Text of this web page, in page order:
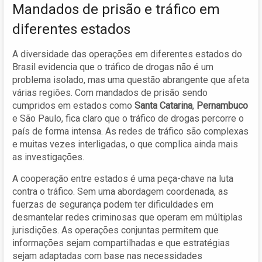
Mandados de prisão e tráfico em
diferentes estados
A diversidade das operações em diferentes estados do
Brasil evidencia que o tráfico de drogas não é um
problema isolado, mas uma questão abrangente que afeta
várias regiões. Com mandados de prisão sendo
cumpridos em estados como Santa Catarina, Pernambuco
e São Paulo, fica claro que o tráfico de drogas percorre o
país de forma intensa. As redes de tráfico são complexas
e muitas vezes interligadas, o que complica ainda mais
as investigações.
A cooperação entre estados é uma peça-chave na luta
contra o tráfico. Sem uma abordagem coordenada, as
fuerzas de segurança podem ter dificuldades em
desmantelar redes criminosas que operam em múltiplas
jurisdições. As operações conjuntas permitem que
informações sejam compartilhadas e que estratégias
sejam adaptadas com base nas necessidades